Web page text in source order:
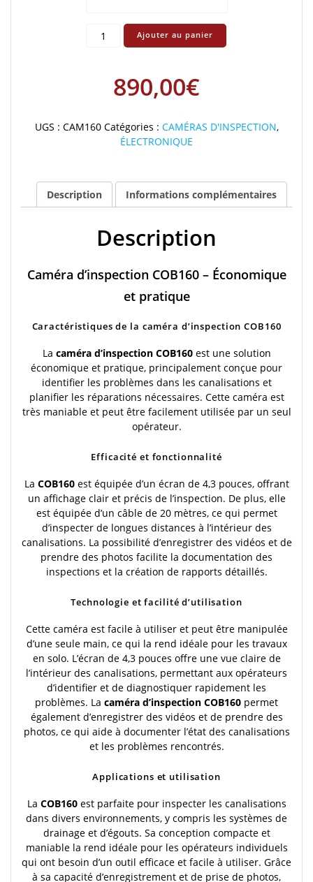
quantitéAjouter au panier
890,00€
UGS : CAM160 Catégories : CAMÉRAS D'INSPECTION,
ÉLECTRONIQUE
Description Informations complémentaires
Description
Caméra d’inspection COB160 – Économique
et pratique
Caractéristiques de la caméra d’inspection COB160
La caméra d’inspection COB160est une solution
économique et pratique, principalement conçue pour
identifier les problèmes dans les canalisations et
planifier les réparations nécessaires. Cette caméra est
très maniable et peut être facilement utilisée par un seul
opérateur.
Efficacité et fonctionnalité
La COB160est équipée d’un écran de 4,3 pouces, offrant
un affichage clair et précis de l’inspection. De plus, elle
est équipée d’un câble de 20 mètres, ce qui permet
d’inspecter de longues distances à l’intérieur des
canalisations. La possibilité d’enregistrer des vidéos et de
prendre des photos facilite la documentation des
inspections et la création de rapports détaillés.
Technologie et facilité d’utilisation
Cette caméra est facile à utiliser et peut être manipulée
d’une seule main, ce qui la rend idéale pour les travaux
en solo. L’écran de 4,3 pouces offre une vue claire de
l’intérieur des canalisations, permettant aux opérateurs
d’identifier et de diagnostiquer rapidement les
problèmes. La caméra d’inspection COB160 permet
également d’enregistrer des vidéos et de prendre des
photos, ce qui aide à documenter l’état des canalisations
et les problèmes rencontrés.
Applications et utilisation
La COB160est parfaite pour inspecter les canalisations
dans divers environnements, y compris les systèmes de
drainage et d’égouts. Sa conception compacte et
maniable la rend idéale pour les opérateurs individuels
qui ont besoin d’un outil efficace et facile à utiliser. Grâce
à sa capacité d’enregistrement et de prise de photos,